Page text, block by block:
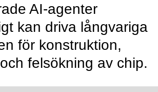
AI-agenter
kan driva långvariga
för konstruktion,
felsökning av chip.